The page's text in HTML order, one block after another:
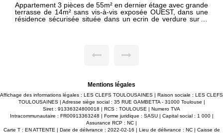
de 55m² en dernier étage avec grande
sans vis-à-vis exposée OUEST, dans une
située dans un ecrin de verdure sur la
accès sécurisé. Maxime FONTENELLE 06-43-92-31-28
Appartement 3
balcon en bois
résidence située
Mentions légales
Affichage des informations légales : LES CLEFS TOULOUSAINES | Raison sociale : LES CLEFS
TOULOUSAINES | Adresse siège social : 35 RUE GAMBETTA - 31000 Toulouse |
Siret : 91336324800018 | RCS : TOULOUSE | Numero TVA
Intracommunautaire : FR00913363248 | Forme juridique : SASU | Capital social : 1 000 |
Assurance RCP : NC |
Carte T : EN ATTENTE | Date de délivrance : 2022-02-16 | Lieu de délivrance : NC | Caisse de